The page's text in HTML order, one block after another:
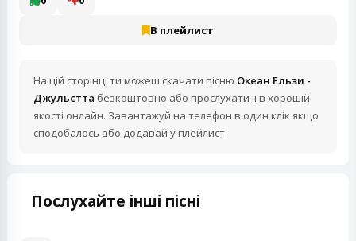
В плейлист
На цій сторінці ти можеш скачати пісню Океан Ельзи -
Джульєтта безкоштовно або прослухати її в хорошій
якості онлайн. Завантажуй на телефон в один клік якщо
сподобалось або додавай у плейлист.
Послухайте інші пісні